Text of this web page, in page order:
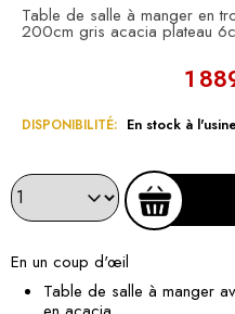
Table de salle à manger en
200cm gris acacia plateau
1
DISPONIBILITÉ: En stock à
En un coup d'œil
Table de salle à manger